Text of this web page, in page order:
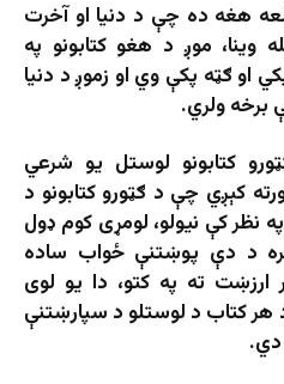
هغه ده چې د دنیا او آخرت
موږ د هغو کتابونو په
او ګټه پکې وي او زموږ د دنیا
برخه ولري.
کتابونو لوستل یو شرعي
کېږي چې د ګټورو کتابونو د
نظر کې نیولو، لومړی کوم ډول
د دې پوښتنې ځواب ساده
ته په کتو، دا یو لوی
کتاب د لوستلو د سپارښتنې
دي.